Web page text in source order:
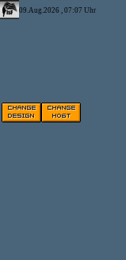
09.Aug.2026 , 07:07 Uhr